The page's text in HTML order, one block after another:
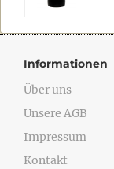
Informationen
Über uns
Unsere AGB
Impressum
Kontakt